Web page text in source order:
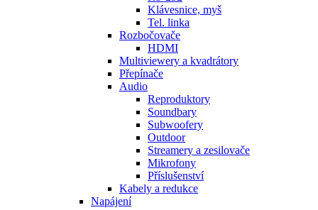
Klávesnice, myš
Tel. linka
Rozbočovače
HDMI
Multiviewery a kvadrátory
Přepínače
Audio
Reproduktory
Soundbary
Subwoofery
Outdoor
Streamery a zesilovače
Mikrofony
Příslušenství
Kabely a redukce
Napájení